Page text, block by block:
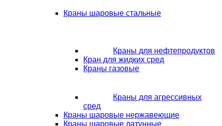
Краны шаровые стальные
Краны для нефтепродуктов
Кран для жидких сред
Краны газовые
Краны для агрессивных
сред
Краны шаровые нержавеющие
Краны шаровые латунные